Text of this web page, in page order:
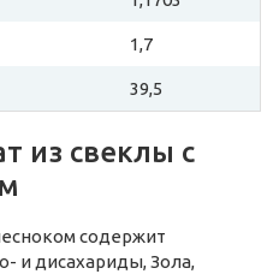
1,7
39,5
из свеклы с
содержит
и дисахариды, Зола,